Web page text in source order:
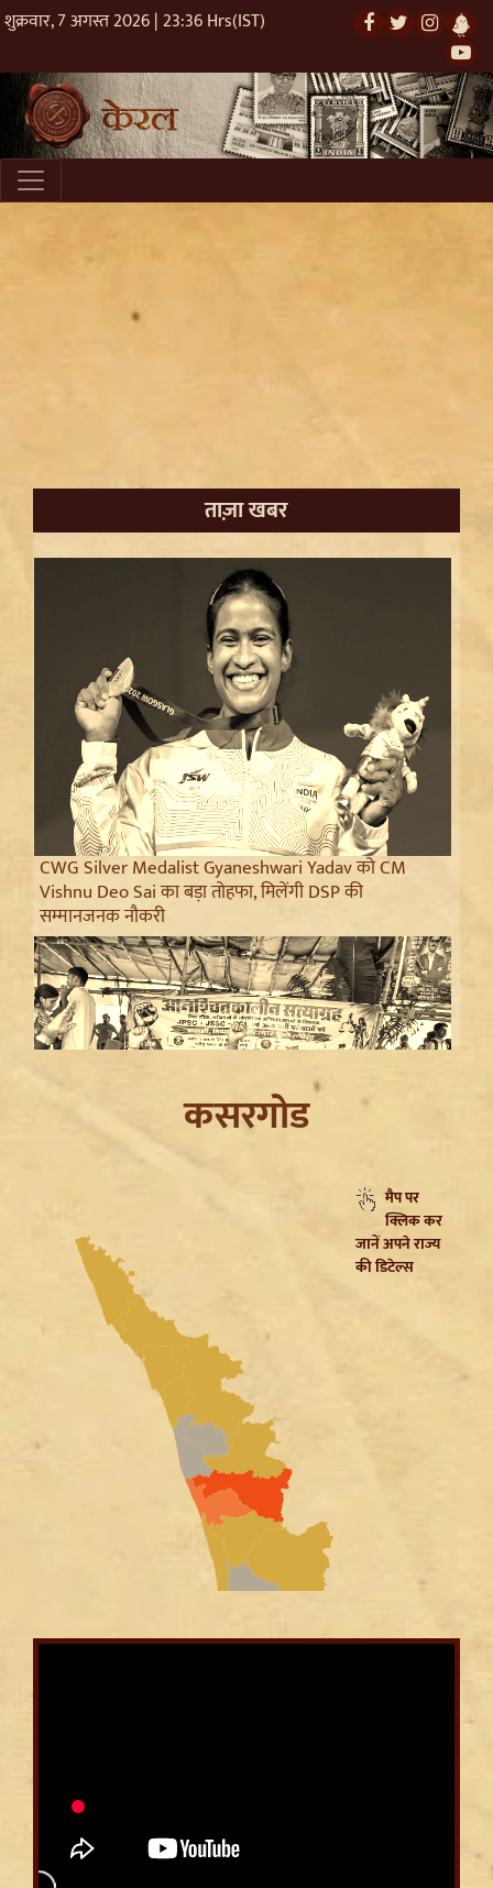
शुक्रवार, 7 अगस्त 2026 | 23:36 Hrs(IST)
ताज़ा खबर
CWG Silver Medalist Gyaneshwari Yadav को CM
Vishnu Deo Sai का बड़ा तोहफा, मिलेंगी DSP की
सम्मानजनक नौकरी
Jharkhand JPSC JSSC Protest: सियासी रंग में रंगा
आंदोलन, Rahul Gandhi ने छात्रों को दिया Reforms का
सुरक्षा, Amarnath Yatra सस्पेंड और हाईवे हुआ सील
कसरगोड
मैप पर
क्लिक कर
जानें अपने राज्य
की डिटेल्स